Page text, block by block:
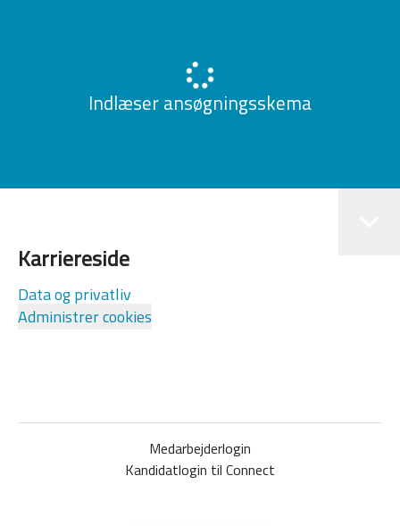
Indlæser ansøgningsskema
Karriereside
Data og privatliv
Administrer cookies
Medarbejderlogin
Kandidatlogin til Connect